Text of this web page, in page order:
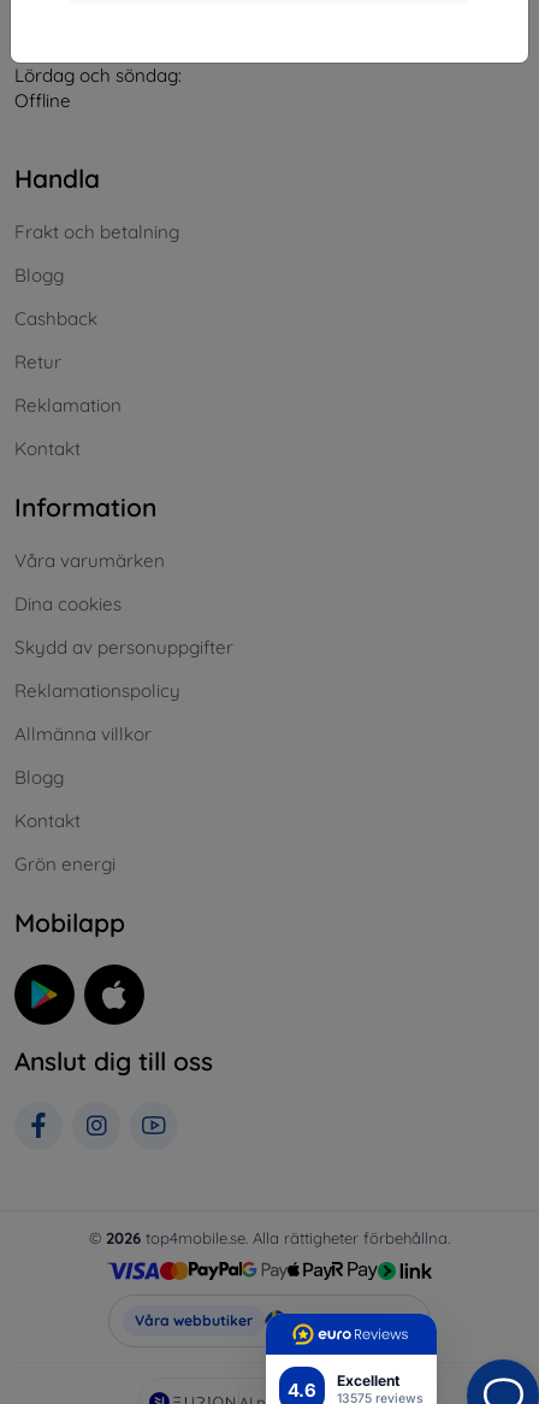
4.6 Excellent
13575 reviews
Lördag och söndag:
Offline
Handla
Frakt och betalning
Blogg
Cashback
Retur
Reklamation
Kontakt
Information
Våra varumärken
Dina cookies
Skydd av personuppgifter
Reklamationspolicy
Allmänna villkor
Blogg
Kontakt
Grön energi
Mobilapp
Anslut dig till oss
© 2026 top4mobile.se. Alla rättigheter förbehållna.
Våra webbutiker Top4Mobile.se